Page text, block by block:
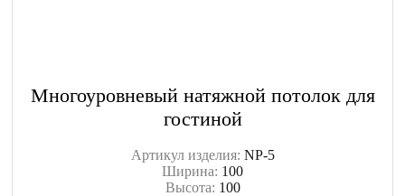
Многоуровневый натяжной потолок для
гостиной
Артикул изделия: NP-5
Ширина: 100
Высота: 100